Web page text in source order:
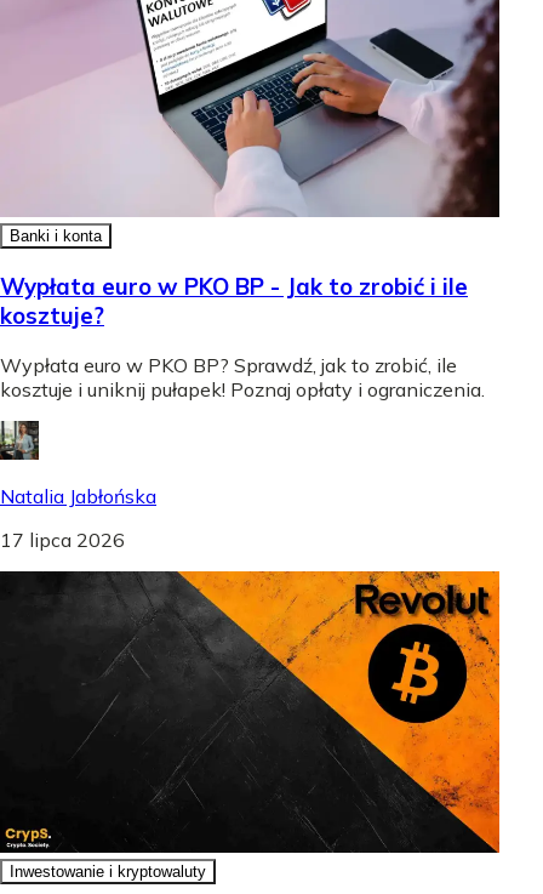
Banki i konta
Wypłata euro w PKO BP - Jak to zrobić i ile
kosztuje?
Wypłata euro w PKO BP? Sprawdź, jak to zrobić, ile
kosztuje i uniknij pułapek! Poznaj opłaty i ograniczenia.
Natalia Jabłońska
17 lipca 2026
Inwestowanie i kryptowaluty